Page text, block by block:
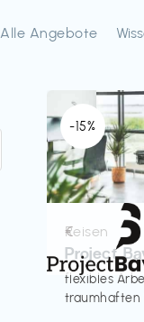
Alle Angebote
-15%
Reisen
Project
flexibles
traumhaften
€‎